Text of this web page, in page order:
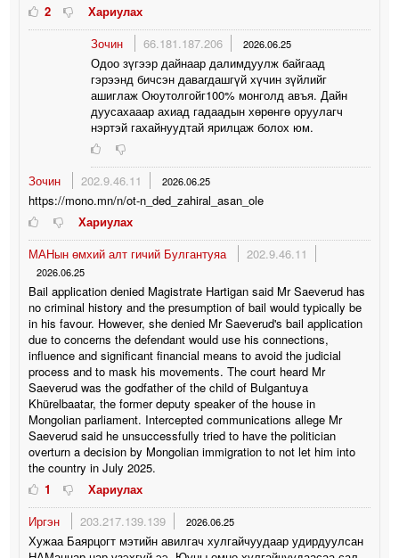
2
Хариулах
Зочин
66.181.187.206 2026.06.25
Одоо зүгээр дайнаар далимдуулж байгаад
гэрээнд бичсэн давагдашгүй хүчин зүйлийг
ашиглаж Оюутолгойг100% монголд авъя. Дайн
дуусахааар ахиад гадаадын хөрөнгө оруулагч
нэртэй гахайнуудтай ярилцаж болох юм.
Зочин 202.9.46.11 2026.06.25
https://mono.mn/n/ot-n_ded_zahiral_asan_ole
Хариулах
МАНын өмхий алт гичий Булгантуяа
202.9.46.11
2026.06.25
Bail application denied Magistrate Hartigan said Mr Saeverud has
no criminal history and the presumption of bail would typically be
in his favour. However, she denied Mr Saeverud's bail application
due to concerns the defendant would use his connections,
influence and significant financial means to avoid the judicial
process and to mask his movements. The court heard Mr
Saeverud was the godfather of the child of Bulgantuya
Khürelbaatar, the former deputy speaker of the house in
Mongolian parliament. Intercepted communications allege Mr
Saeverud said he unsuccessfully tried to have the politician
overturn a decision by Mongolian immigration to not let him into
the country in July 2025.
1
Хариулах
Иргэн
203.217.139.139 2026.06.25
Хужаа Баярцогт мэтийн авилгач хулгайчуудаар удирдуулсан